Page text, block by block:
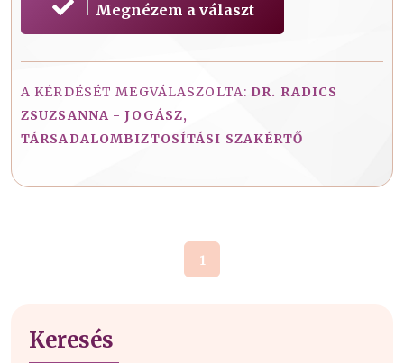
Megnézem a választ
A KÉRDÉSÉT MEGVÁLASZOLTA: DR. RADICS
ZSUZSANNA - JOGÁSZ,
TÁRSADALOMBIZTOSÍTÁSI SZAKÉRTŐ
1
Keresés